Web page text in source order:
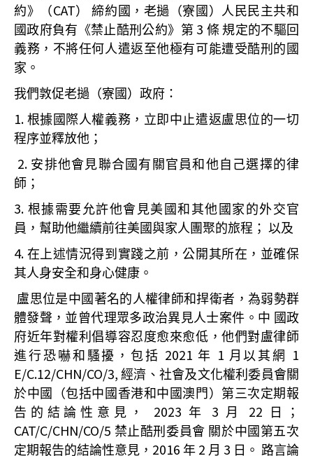
約》（ CAT）
締約國，老撾（寮國）人民民主共和
國政府負有《禁止酷刑公約》第3 條 規定的不驅回
義務，不將任何人遣返至他極有可能遭受酷刑的國
家。
我們敦促老撾（寮國）政府：
1. 根據國際人權義務，立即中止遣返盧思位的一切
程序並釋放他；
2. 安排他會見聯合國有關官員和他自己選擇的律
師；
3. 根據需要允許他會見美國和其他國家的外交官
員，幫助他繼續前往美國與家人團聚的旅程； 以及
4. 在上述情況得到實踐之前，公開其所在，並確保
其人身安全和身心健康。
盧思位是中國著名的人權律師和捍衛者，為弱勢群
體發聲，並曾代理眾多政治異見人士案件。中 國政
府近年對權利倡導容忍度愈來愈低，他們對盧律師
進行恐嚇和騷擾，包括 2021 年 1 月以其網
1
E/C.12/CHN/CO/3,經濟、社會及文化權利委員會關
於中國（包括中國香港和中國澳門）第三次定期報
告的結論性意見，
2023 年 3 月 22 日；
CAT/C/CHN/CO/5 禁止酷刑委員會 關於中國第五次
定期報告的結論性意見， 2016 年 2 月 3 日。 路言論